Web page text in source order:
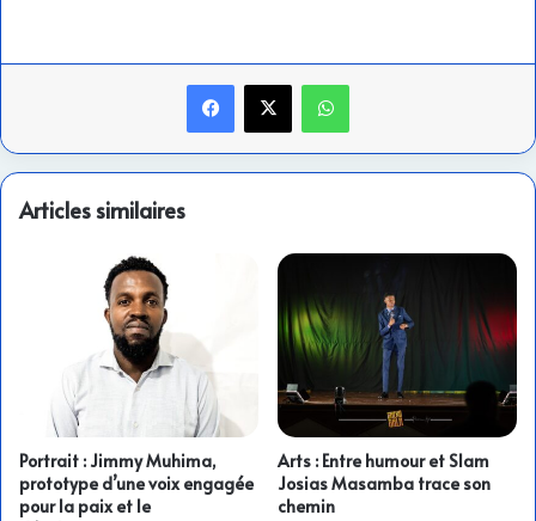
Facebook
X WhatsApp
Articles similaires
Portrait : Jimmy Muhima,
prototype d’une voix engagée
pour la paix et le
Arts : Entre humour et Slam
Josias Masamba trace son
chemin